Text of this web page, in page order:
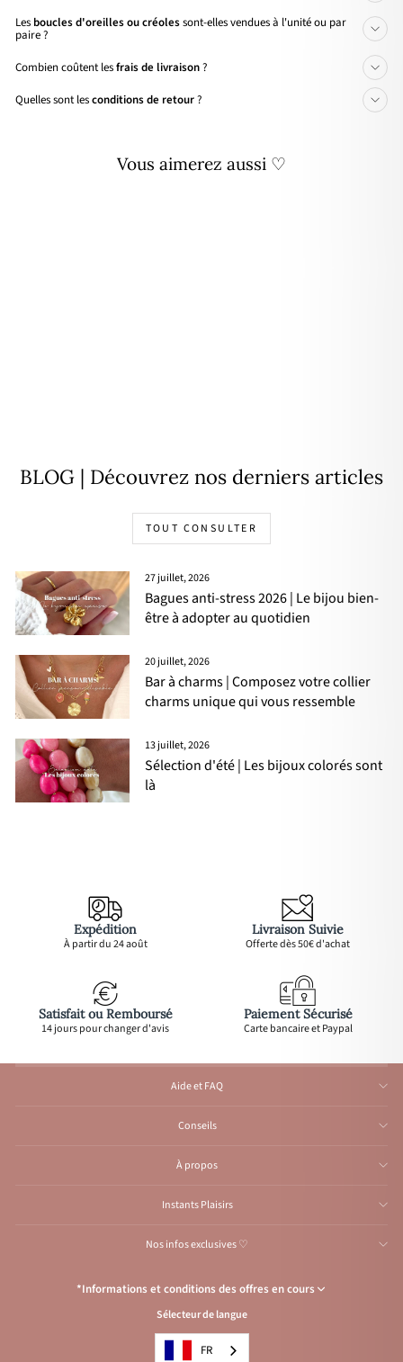
Les boucles d'oreilles ou créolessont-elles vendues à l'unité ou par
paire ?
Combien coûtent lesfrais de livraison?
Quelles sont lesconditions de retour?
Vous aimerez aussi ♡
BLOG | Découvrez nos derniers articles
TOUT CONSULTER
27 juillet, 2026
Bagues anti-stress 2026 | Le bijou bien-
être à adopter au quotidien
20 juillet, 2026
Bar à charms | Composez votre collier
charms unique qui vous ressemble
13 juillet, 2026
Sélection d'été | Les bijoux colorés sont
là
Expédition
À partir du 24 août
Livraison Suivie
Offerte dès 50€ d'achat
Satisfait ou Remboursé
14 jours pour changer d'avis
Paiement Sécurisé
Carte bancaire et Paypal
Aide et FAQ
Conseils
À propos
Instants Plaisirs
Nos infos exclusives ♡
*Informations et conditions des offres en cours
Congés de l’Atelier du 1er au 23 août inclus: Aucune expédition et
traitement d'e-mail durant cette période, reprise
: Livraison offerte avec le code
Sélecteur de langue
FR